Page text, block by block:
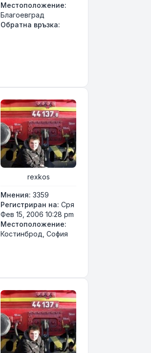
Местоположение:
Благоевград
Обратна връзка:
rexkos
Мнения: 3359
Регистриран на: Сря
Фев 15, 2006 10:28 pm
Местоположение:
Костинброд, София